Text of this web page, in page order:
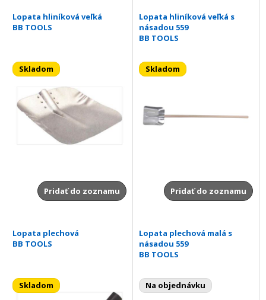
Lopata hliníková veľká
BB TOOLS
Skladom
Pridať do zoznamu
Lopata hliníková veľká s
násadou 559
BB TOOLS
Skladom
Pridať do zoznamu
Lopata plechová
BB TOOLS
Skladom
Lopata plechová malá s
násadou 559
BB TOOLS
Na objednávku